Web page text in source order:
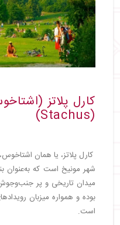
(Stachus)
کارل پلاتز، یا همان
شهر مونیخ است که به‌عنوان
میدان تاریخی و پر
بوده و همواره میزبان
است.